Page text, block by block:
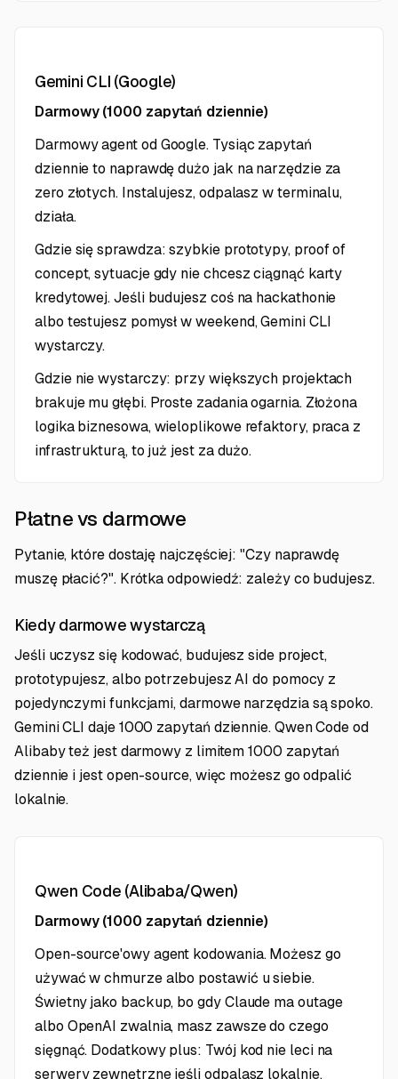
Gemini CLI (Google)
Darmowy (1000 zapytań dziennie)
Darmowy agent od Google. Tysiąc zapytań
dziennie to naprawdę dużo jak na narzędzie za
zero złotych. Instalujesz, odpalasz w terminalu,
działa.
Gdzie się sprawdza: szybkie prototypy, proof of
concept, sytuacje gdy nie chcesz ciągnąć karty
kredytowej. Jeśli budujesz coś na hackathonie
albo testujesz pomysł w weekend, Gemini CLI
wystarczy.
Gdzie nie wystarczy: przy większych projektach
brakuje mu głębi. Proste zadania ogarnia. Złożona
logika biznesowa, wieloplikowe refaktory, praca z
infrastrukturą, to już jest za dużo.
Płatne vs darmowe
Pytanie, które dostaję najczęściej: "Czy naprawdę
muszę płacić?". Krótka odpowiedź: zależy co budujesz.
Kiedy darmowe wystarczą
Jeśli uczysz się kodować, budujesz side project,
prototypujesz, albo potrzebujesz AI do pomocy z
pojedynczymi funkcjami, darmowe narzędzia są spoko.
Gemini CLI daje 1000 zapytań dziennie. Qwen Code od
Alibaby też jest darmowy z limitem 1000 zapytań
dziennie i jest open-source, więc możesz go odpalić
lokalnie.
Qwen Code (Alibaba/Qwen)
Darmowy (1000 zapytań dziennie)
Open-source'owy agent kodowania. Możesz go
używać w chmurze albo postawić u siebie.
Świetny jako backup, bo gdy Claude ma outage
albo OpenAI zwalnia, masz zawsze do czego
sięgnąć. Dodatkowy plus: Twój kod nie leci na
serwery zewnętrzne jeśli odpalasz lokalnie.